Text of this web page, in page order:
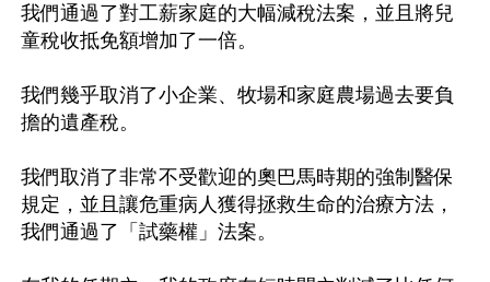
我們通過了對工薪家庭的大幅減稅法案，並且將兒
童稅收抵免額增加了一倍。
我們幾乎取消了小企業、牧場和家庭農場過去要負
擔的遺產稅。
我們取消了非常不受歡迎的奧巴馬時期的強制醫保
規定，並且讓危重病人獲得拯救生命的治療方法，
我們通過了「試藥權」法案。